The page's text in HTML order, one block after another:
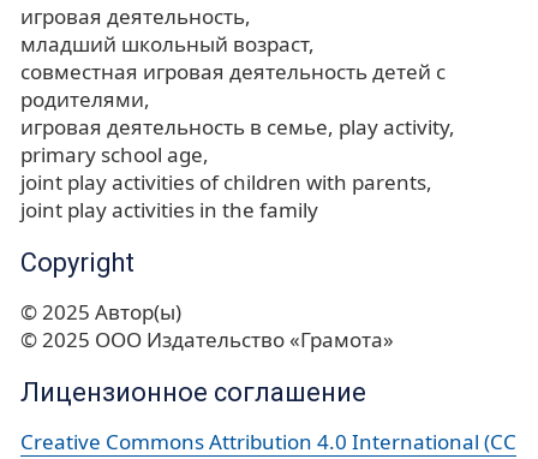
игровая деятельность
младший школьный возраст
совместная игровая деятельность детей с
родителями
игровая деятельность в семье play activity
primary school age
joint play activities of children with parents
joint play activities in the family
Copyright
© 2025 Автор(ы)
© 2025 ООО Издательство «Грамота»
Лицензионное соглашение
Creative Commons Attribution 4.0 International (CC